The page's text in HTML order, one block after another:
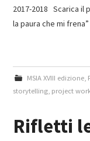
2017-2018 Scarica il
la paura che mi
MSIA XVIII edizione,
storytelling project
Rifletti